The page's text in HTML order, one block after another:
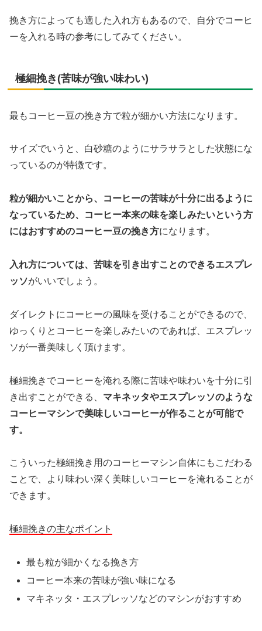
挽き方によっても適した入れ方もあるので、自分でコーヒ
ーを入れる時の参考にしてみてください。
極細挽き(苦味が強い味わい)
最もコーヒー豆の挽き方で粒が細かい方法になります。
サイズでいうと、白砂糖のようにサラサラとした状態にな
っているのが特徴です。
粒が細かいことから、コーヒーの苦味が十分に出るように
なっているため、コーヒー本来の味を楽しみたいという方
にはおすすめのコーヒー豆の挽き方になります。
入れ方については、苦味を引き出すことのできるエスプレ
ッソがいいでしょう。
ダイレクトにコーヒーの風味を受けることができるので、
ゆっくりとコーヒーを楽しみたいのであれば、エスプレッ
ソが一番美味しく頂けます。
極細挽きでコーヒーを淹れる際に苦味や味わいを十分に引
き出すことができる、 マキネッタやエスプレッソのような
コーヒーマシンで美味しいコーヒーが作ることが可能で
す。
こういった極細挽き用のコーヒーマシン自体にもこだわる
ことで、より味わい深く美味しいコーヒーを淹れることが
できます。
極細挽きの主なポイント
最も粒が細かくなる挽き方
コーヒー本来の苦味が強い味になる
マキネッタ・エスプレッソなどのマシンがおすすめ